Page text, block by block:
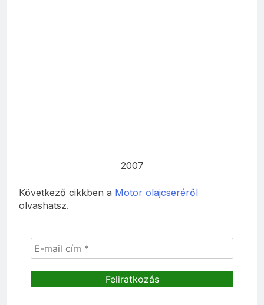
2007
Következő cikkben a Motor olajcseréről
olvashatsz.